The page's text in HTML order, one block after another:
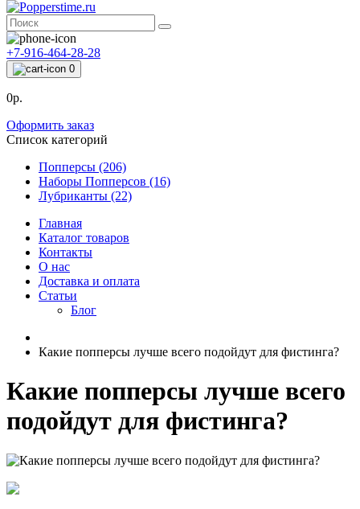
+7-916-464-28-28
0
0р.
Оформить заказ
Список категорий
Попперсы (206)
Наборы Попперсов (16)
Лубриканты (22)
Главная
Каталог товаров
Контакты
О нас
Доставка и оплата
Статьи
Блог
Какие попперсы лучше всего подойдут для фистинга?
Какие попперсы лучше всего
подойдут для фистинга?